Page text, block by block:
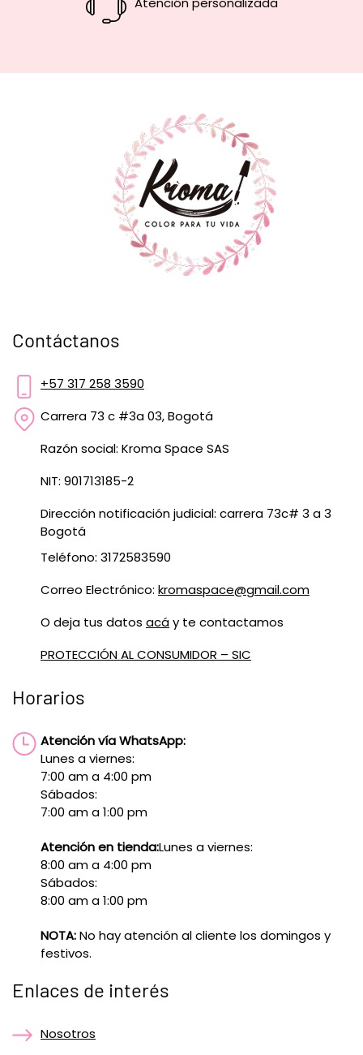
Contáctanos
+57 317 258 3590
Carrera 73 c #3a 03, Bogotá
Razón social: Kroma Space SAS
NIT: 901713185-2
Dirección notificación judicial: carrera 73c# 3 a 3
Bogotá
Teléfono: 3172583590
Correo Electrónico: kromaspace@gmail.com
O deja tus datos acáy te contactamos
PROTECCIÓN AL CONSUMIDOR – SIC
Horarios
Atención vía WhatsApp:
Lunes a viernes:
7:00 am a 4:00 pm
Sábados:
7:00 am a 1:00 pm
Atención en tienda:Lunes a viernes:
8:00 am a 4:00 pm
Sábados:
8:00 am a 1:00 pm
NOTA:No hay atención al cliente los domingos y
festivos.
Enlaces de interés
Nosotros